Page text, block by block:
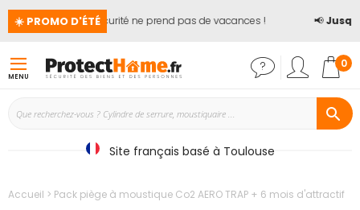
☀️ PROMO D'ÉTÉ🏖️ La sécurité ne prend pas de vacances ! 📢
MENU
0
Site français basé à Toulouse
Accueil Pack piège à moustique Co2 AERO TRAP + 6 mois d'attractif